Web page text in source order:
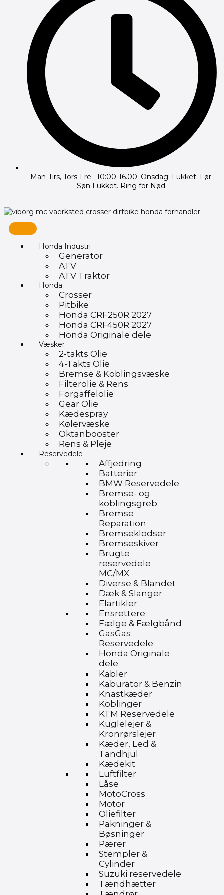
Man-Tirs, Tors-Fre : 10:00-16.00. Onsdag: Lukket. Lør-
Søn Lukket. Ring for Nød.
Honda Industri
Generator
ATV
ATV Traktor
Honda
Crosser
Pitbike
Honda CRF250R 2027
Honda CRF450R 2027
Honda Originale dele
Væsker
2-takts Olie
4-Takts Olie
Bremse & Koblingsvæske
Filterolie & Rens
Forgaffelolie
Gear Olie
Kædespray
Kølervæske
Oktanbooster
Rens & Pleje
Reservedele
Affjedring
Batterier
BMW Reservedele
Bremse- og
koblingsgreb
Bremse
Reparation
Bremseklodser
Bremseskiver
Brugte
reservedele
MC/MX
Diverse & Blandet
Dæk & Slanger
Elartikler
Ensrettere
Fælge & Fælgbånd
GasGas
Reservedele
Honda Originale
dele
Kabler
Kaburator & Benzin
Knastkæder
Koblinger
KTM Reservedele
Kuglelejer &
Kronrørslejer
Kæder, Led &
Tandhjul
Kædekit
Luftfilter
Låse
MotoCross
Motor
Oliefilter
Pakninger &
Bøsninger
Pærer
Stempler &
Cylinder
Suzuki reservedele
Tændhætter